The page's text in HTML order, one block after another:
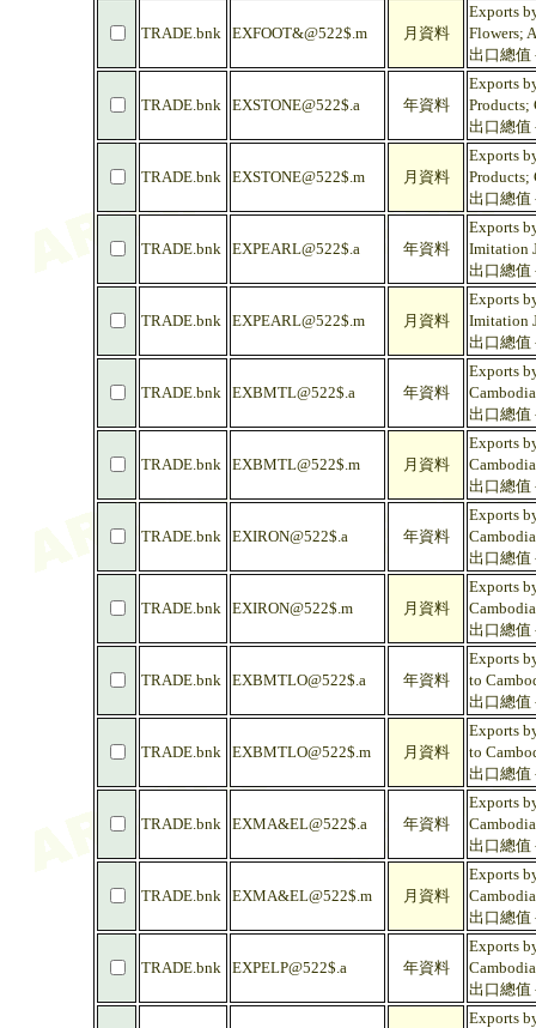
TRADE.bnk EXFOOT&@522$.m 月資料
Exports
Flowers;
出口總值
TRADE.bnk EXSTONE@522$.a 年資料
Exports
Products;
出口總值
TRADE.bnk EXSTONE@522$.m 月資料
Exports
Products;
出口總值
TRADE.bnk EXPEARL@522$.a 年資料
Exports
Imitation
出口總值
TRADE.bnk EXPEARL@522$.m 月資料
Exports
Imitation
出口總值
TRADE.bnk EXBMTL@522$.a 年資料
Exports
出口總值
TRADE.bnk EXBMTL@522$.m 月資料
Exports
出口總值
TRADE.bnk EXIRON@522$.a 年資料
Exports
出口總值
TRADE.bnk EXIRON@522$.m 月資料
Exports
出口總值
TRADE.bnk EXBMTLO@522$.a 年資料
Exports
to
出口總值
TRADE.bnk EXBMTLO@522$.m 月資料
Exports
to
出口總值
TRADE.bnk EXMA&EL@522$.a 年資料
Exports
出口總值
TRADE.bnk EXMA&EL@522$.m 月資料
Exports
出口總值
TRADE.bnk EXPELP@522$.a 年資料
Exports
出口總值
Exports